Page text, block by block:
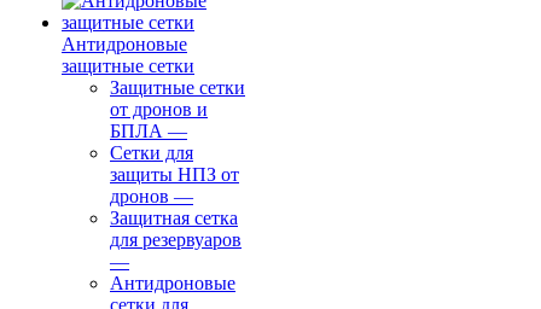
Антидроновые
защитные сетки
Защитные сетки
от дронов и
БПЛА —
Сетки для
защиты НПЗ от
дронов —
Защитная сетка
для резервуаров
—
Антидроновые
сетки для